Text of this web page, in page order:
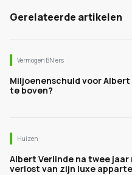
Gerelateerde artikelen
Vermogen BN’ers
Miljoenenschuld voor
te boven?
Huizen
Albert Verlinde na twee
verlost van zijn luxe